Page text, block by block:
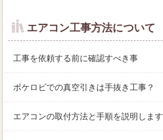
エアコン工事方法について
工事を依頼する前に確認すべき事
ポケロビでの真空引きは手抜き工事？
エアコンの取付方法と手順を説明します